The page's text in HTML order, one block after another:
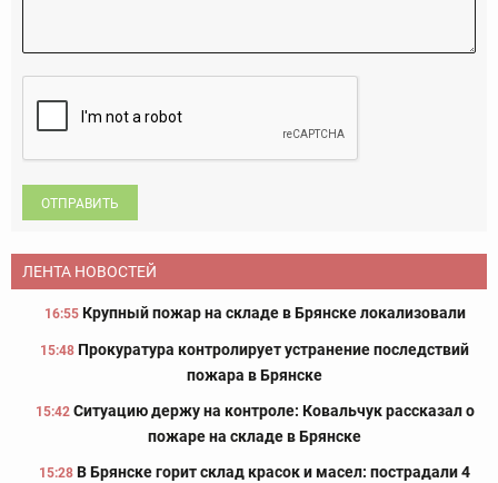
ОТПРАВИТЬ
ЛЕНТА НОВОСТЕЙ
16:55 Крупный пожар на складе в Брянске локализовали
15:48 Прокуратура контролирует устранение последствий
пожара в Брянске
15:42 Ситуацию держу на контроле: Ковальчук рассказал о
пожаре на складе в Брянске
15:28 В Брянске горит склад красок и масел: пострадали 4